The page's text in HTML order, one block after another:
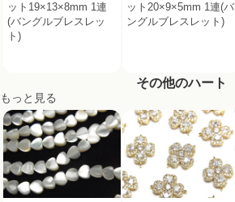
ット19×13×8mm 1連
(バングルブレスレッ
ト)
ット20×9×5mm 1連(バ
ングルブレスレット)
その他のハート
もっと見る